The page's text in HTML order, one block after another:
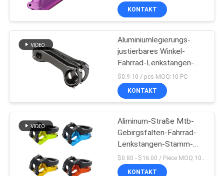
KONTAKT
Aluminiumlegierungs-
justierbares Winkel-
Fahrrad-Lenkstangen-
Stamm-Fahrrad-
Radfahrenteile
$0.9-10 / pcs MOQ:10 PC
KONTAKT
Aliminum-Straße Mtb-
Gebirgsfalten-Fahrrad-
Lenkstangen-Stamm-
Aluminium -10
KONTAKT